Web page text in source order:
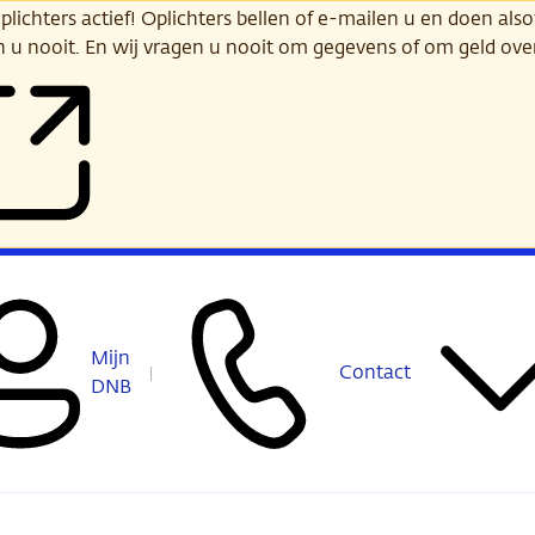
actief! Oplichters bellen of e-mailen u en doen
u nooit. En wij vragen u nooit om gegevens of om geld
Mijn
DNB
Contact